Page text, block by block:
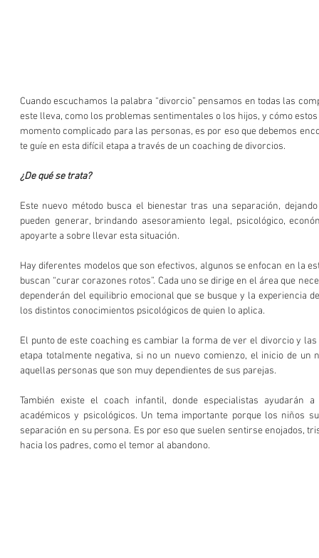
Cuando escuchamos la palabra “divorcio” pensamos en todas las
este lleva, como los problemas sentimentales o los hijos, y cómo
momento complicado para las personas, es por eso que debemos
te guíe en esta difícil etapa a través de un coaching de divorcios.
¿De qué se trata?
Este nuevo método busca el bienestar tras una separación,
pueden generar, brindando asesoramiento legal, psicológico,
apoyarte a sobre llevar esta situación.
Hay diferentes modelos que son efectivos, algunos se enfocan en la
buscan “curar corazones rotos”. Cada uno se dirige en el área que
dependerán del equilibrio emocional que se busque y la experiencia
los distintos conocimientos psicológicos de quien lo aplica.
El punto de este coaching es cambiar la forma de ver el divorcio y
etapa totalmente negativa, si no un nuevo comienzo, el inicio de un
aquellas personas que son muy dependientes de sus parejas.
También existe el coach infantil, donde especialistas ayudarán
académicos y psicológicos. Un tema importante porque los niños
separación en su persona. Es por eso que suelen sentirse enojados,
hacia los padres, como el temor al abandono.